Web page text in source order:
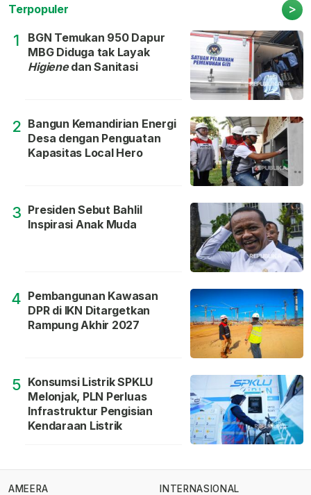
Terpopuler >
1
BGN Temukan 950 Dapur
MBG Diduga tak Layak
Higienedan Sanitasi
2 Bangun Kemandirian Energi
Desa dengan Penguatan
Kapasitas Local Hero
3 Presiden Sebut Bahlil
Inspirasi Anak Muda
4 Pembangunan Kawasan
DPR di IKN Ditargetkan
Rampung Akhir 2027
5 Konsumsi Listrik SPKLU
Melonjak, PLN Perluas
Infrastruktur Pengisian
Kendaraan Listrik
AMEERA
INTERNASIONAL